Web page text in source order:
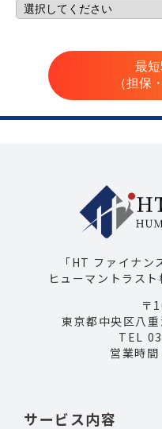
最
（担保
「HT ファイナン
ヒューマントラスト
〒
東京都中央区八
TEL
営業時
サービス内容